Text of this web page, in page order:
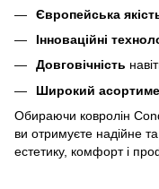
Європейська
Інноваційні
Довговічність
Широкий
Обираючи ковролін
ви отримуєте надійне
естетику, комфорт і